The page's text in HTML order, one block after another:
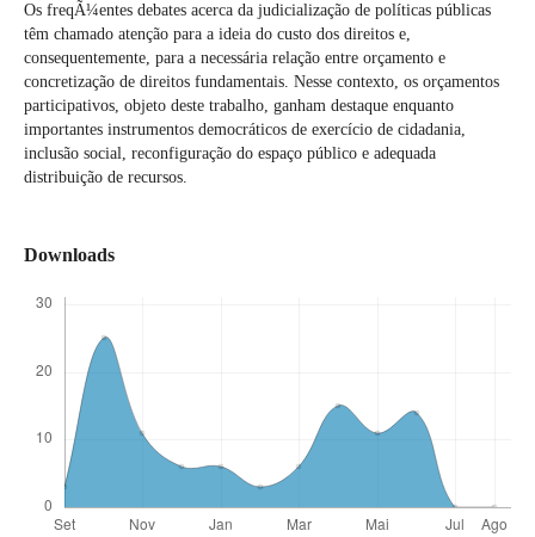
Os freqÃ¼entes debates acerca da judicialização de políticas públicas
têm chamado atenção para a ideia do custo dos direitos e,
consequentemente, para a necessária relação entre orçamento e
concretização de direitos fundamentais. Nesse contexto, os orçamentos
participativos, objeto deste trabalho, ganham destaque enquanto
importantes instrumentos democráticos de exercício de cidadania,
inclusão social, reconfiguração do espaço público e adequada
distribuição de recursos.
Downloads